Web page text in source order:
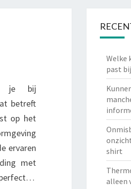
je bij
betreft
op het
ervaren
met
perfect…
Welke
past
shirt
alleen